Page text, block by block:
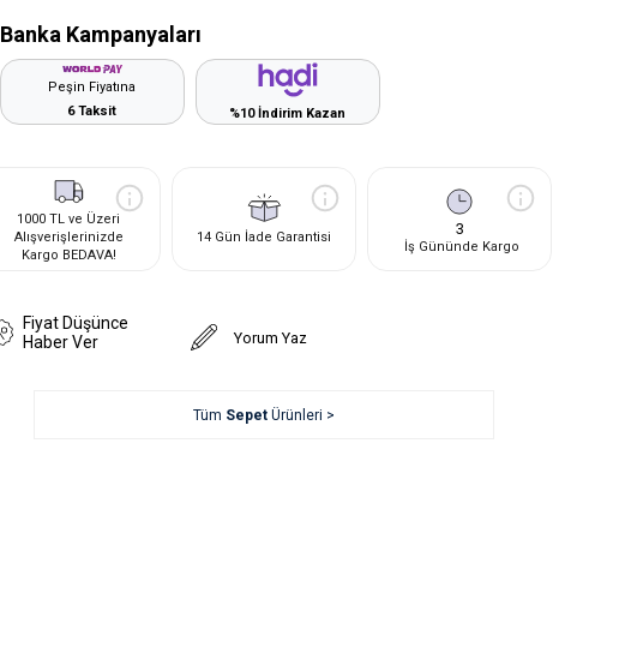
Banka Kampanyaları
Peşin Fiyatına
6 Taksit
%10 İndirim Kazan
1000 TL ve Üzeri
Alışverişlerinizde
Kargo BEDAVA!
14 Gün İade Garantisi 3
İş Gününde Kargo
Fiyat Düşünce
Haber Ver
Yorum Yaz
Tüm Sepet Ürünleri >